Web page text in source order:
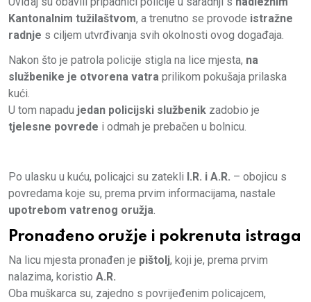
Kantonalnim tužilaštvom, a trenutno se provode istražne
radnje s ciljem utvrđivanja svih okolnosti ovog događaja.
Nakon što je patrola policije stigla na lice mjesta, na
službenike je otvorena vatra prilikom pokušaja prilaska
kući.
U tom napadu jedan policijski službenik zadobio je
tjelesne povrede i odmah je prebačen u bolnicu.
Po ulasku u kuću, policajci su zatekli I.R. i A.R. – obojicu s
povredama koje su, prema prvim informacijama, nastale
upotrebom vatrenog oružja
Pronađeno oružje i pokrenuta istraga
Na licu mjesta pronađen je pištolj, koji je, prema prvim
nalazima, koristio A.R.
Oba muškarca su, zajedno s povrijeđenim policajcem,